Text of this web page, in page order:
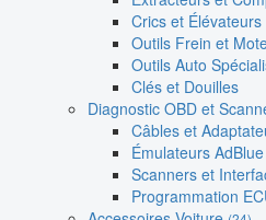
Crics et Élévateurs
Outils Frein et
Outils Auto
Clés et Douilles
Diagnostic OBD et
Câbles et
Émulateurs AdBlue
Scanners et
Programmation